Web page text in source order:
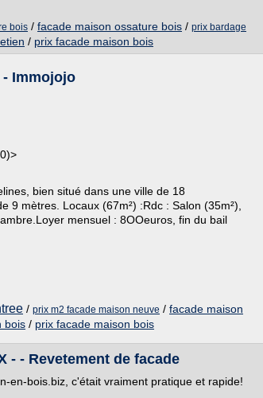
bois / facade maison ossature bois / prix bardage
/ prix facade maison bois
- Immojojo
bien situé dans une ville de 18
9 mètres. Locaux (67m²) :Rdc : Salon (35m²),
mensuel : 8OOeuros, fin du bail
/ prix m2 facade maison neuve / facade maison
bois / prix facade maison bois
- - Revetement de facade
en-bois.biz, c'était vraiment pratique et rapide!